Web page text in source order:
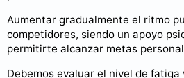
Aumentar gradualmente el ritmo
competidores, siendo un apoyo
permitirte alcanzar metas
Debemos evaluar el nivel de